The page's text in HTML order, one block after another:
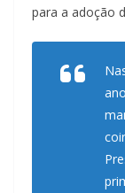
para a adoção